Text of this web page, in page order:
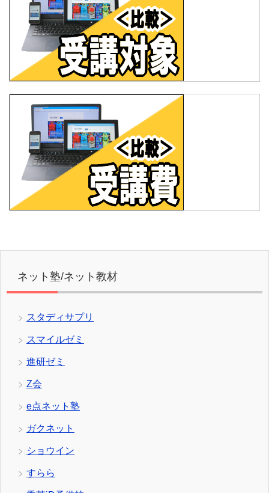
ネット塾/ネット教材
スタディサプリ
スマイルゼミ
進研ゼミ
Z会
e点ネット塾
ガクネット
ショウイン
すらら